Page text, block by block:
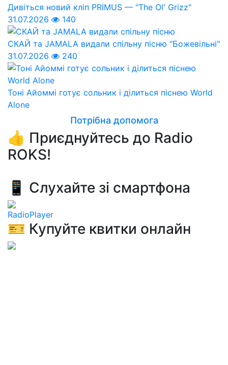
Дивіться новий кліп PRIMUS — "The Ol' Grizz"
31.07.2026
140
СКАЙ та JAMALA видали спільну пісню "Божевільні"
31.07.2026
240
Тоні Айоммі готує сольник і ділиться піснею World
Alone
Потрібна допомога
👍 Приєднуйтесь до Radio
ROKS!
📱 Слухайте зі смартфона
RadioPlayer
🎫 Купуйте квитки онлайн